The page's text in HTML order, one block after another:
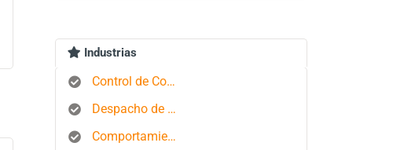
Industrias
Control de Combustible
Despacho de Autobuses
Comportamiento del conductor